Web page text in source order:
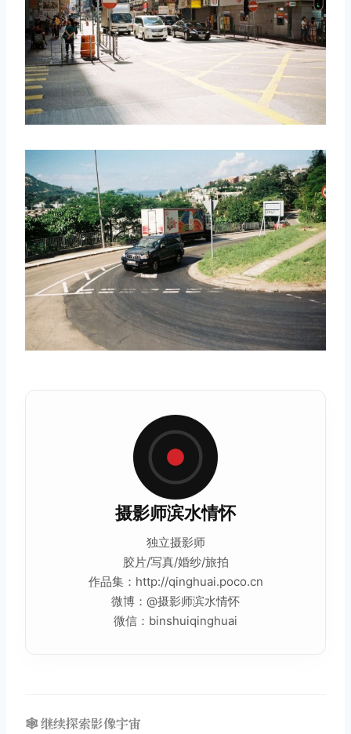
摄影师滨水情怀
独立摄影师
胶片/写真/婚纱/旅拍
作品集：http://qinghuai.poco.cn
微博：@摄影师滨水情怀
微信：binshuiqinghuai
🕸️ 继续探索影像宇宙
取消 搜索